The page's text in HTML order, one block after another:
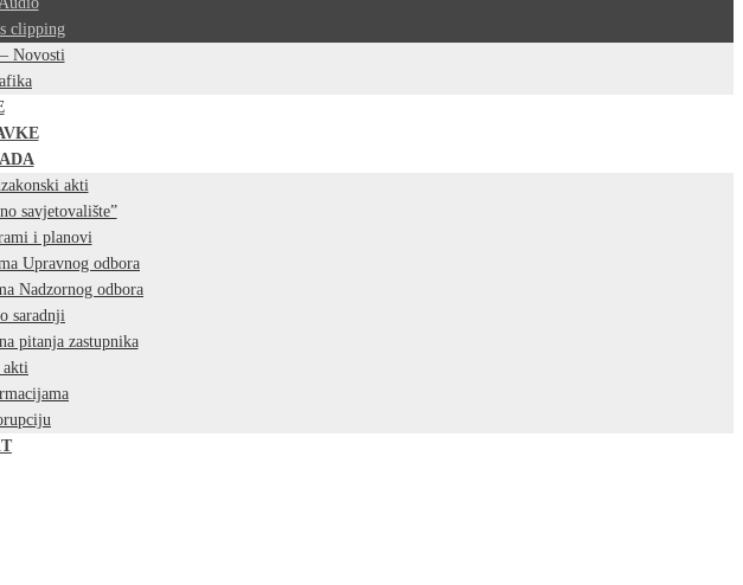
clipping
Novosti
akti
savjetovalište”
i planovi
Upravnog odbora
Nadzornog odbora
saradnji
pitanja zastupnika
akti